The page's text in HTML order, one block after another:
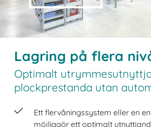
Lagring på flera
Optimalt
plockprestanda utan
Ett flervåningssystem eller en
möjliggör ett optimalt